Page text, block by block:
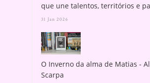
que une talentos, territórios e
31 Jan 2026
O Inverno da alma de Matias -
Scarpa